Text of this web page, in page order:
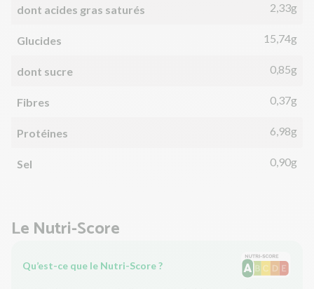
dont acides gras saturés 2,33g
Glucides 15,74g
dont sucre 0,85g
Fibres 0,37g
Protéines 6,98g
Sel 0,90g
Le Nutri-Score
Qu’est-ce que le Nutri-Score ?